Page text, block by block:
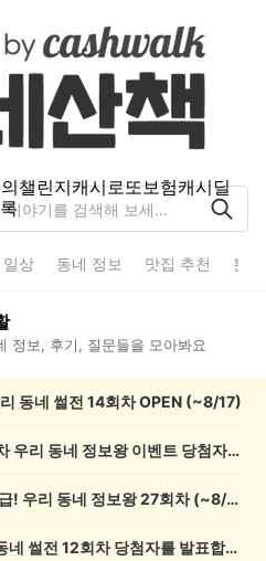
챌린지캐시로또보험캐시딜
일상 동네 정보 맛집 추천 분
정보, 후기, 질문들을 모아봐요
동네 썰전 14회차 OPEN (~8/17)
💰[당첨자 발표] 26회차 우리 동네 정보왕 이벤트 당첨자를 발표합니다!
💸 전원 2,000캐시 지급! 우리 동네 정보왕 27회차 (~8/10)
💰[당첨자 발표] 우리 동네 썰전 12회차 당첨자를 발표합니다!